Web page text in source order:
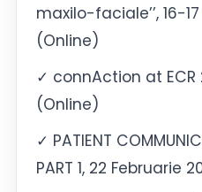
maxilo-faciale’’, 16-
(Online)
✓ connAction at ECR
(Online)
✓ PATIENT
PART 1, 22 Februarie